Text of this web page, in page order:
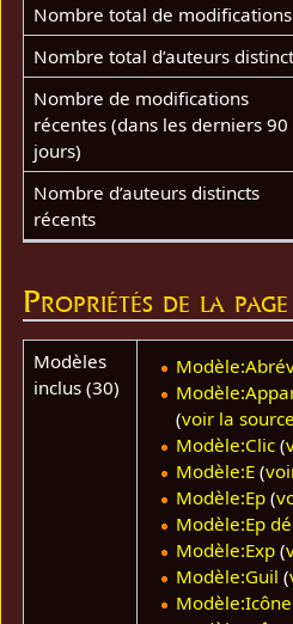
Nombre total de modifications
Nombre total d’auteurs
Nombre de modifications
récentes (dans les derniers 90
jours)
Nombre d’auteurs distincts
récents
Propriétés de la page
Modèles
inclus (30)
(voir la
Modèle:Clic (
Modèle:E (
Modèle:Ep (
Modèle:Ep
Modèle:Exp (
Modèle:Guil (
Modèle:Icône